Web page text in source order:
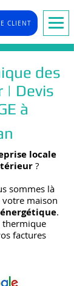
CLIENT
des
| Devis
à
locale
?
sommes là
maison
.
thermique
factures